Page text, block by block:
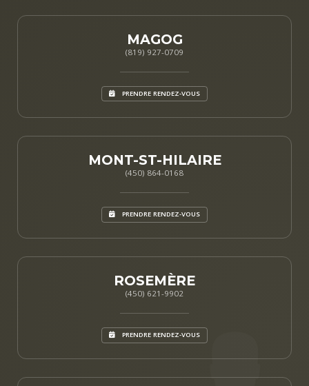
MAGOG
(819) 927-0709
PRENDRE RENDEZ-VOUS
MONT-ST-HILAIRE
(450) 864-0168
PRENDRE RENDEZ-VOUS
ROSEMÈRE
(450) 621-9902
PRENDRE RENDEZ-VOUS